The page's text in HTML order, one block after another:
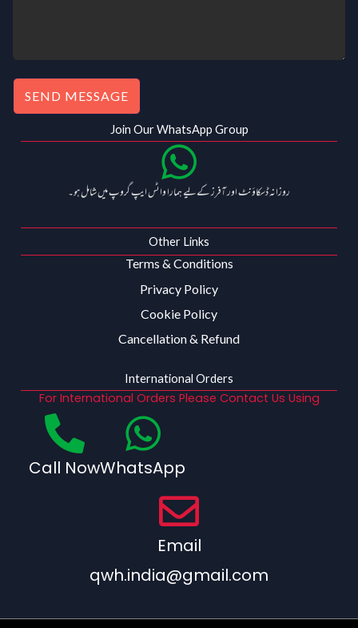
SEND MESSAGE
Join Our WhatsApp Group
روزانہ ڈسکاؤنٹ اور آفرز کے لیے ہمارا واٹس ایپ گروپ میں شامل ہو۔
Other Links
Terms & Conditions
Privacy Policy
Cookie Policy
Cancellation & Refund
International Orders
For International Orders Please Contact Us Using
Call NowWhatsApp
Email
qwh.india@gmail.com